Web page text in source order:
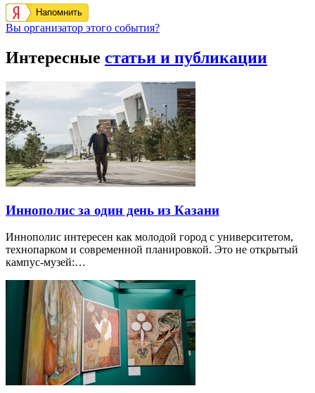
Напомнить
Вы организатор этого события?
Интересные статьи и публикации
Иннополис за один день из Казани
Иннополис интересен как молодой город с университетом,
технопарком и современной планировкой. Это не открытый
кампус-музей:…